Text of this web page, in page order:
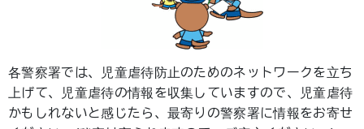
各警察署では、児童虐待防止のためのネットワークを立ち
上げて、児童虐待の情報を収集していますので、児童虐待
かもしれないと感じたら、最寄りの警察署に情報をお寄せ